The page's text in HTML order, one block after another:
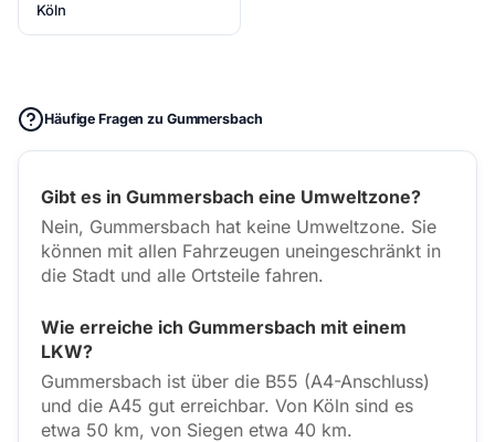
Köln
Häufige Fragen zu Gummersbach
Gibt es in Gummersbach eine Umweltzone?
Nein, Gummersbach hat keine Umweltzone. Sie
können mit allen Fahrzeugen uneingeschränkt in
die Stadt und alle Ortsteile fahren.
Wie erreiche ich Gummersbach mit einem
LKW?
Gummersbach ist über die B55 (A4-Anschluss)
und die A45 gut erreichbar. Von Köln sind es
etwa 50 km, von Siegen etwa 40 km.